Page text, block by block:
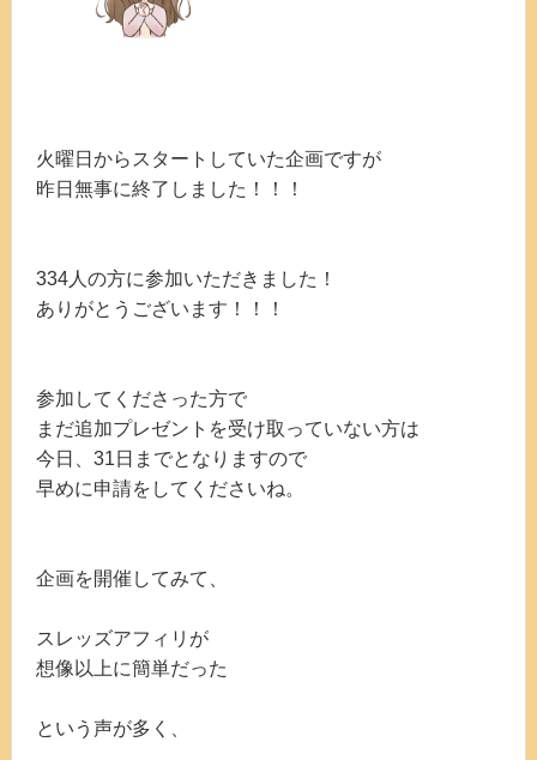
火曜日からスタートしていた企画ですが
昨日無事に終了しました！！！
334人の方に参加いただきました！
ありがとうございます！！！
参加してくださった方で
まだ追加プレゼントを受け取っていない方は
今日、31日までとなりますので
早めに申請をしてくださいね。
企画を開催してみて、
スレッズアフィリが
想像以上に簡単だった
という声が多く、